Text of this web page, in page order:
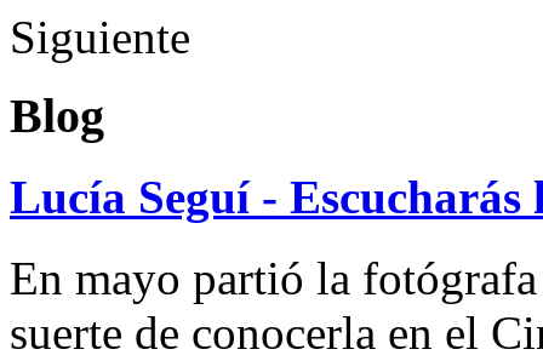
Siguiente
Blog
Lucía Seguí - Escucharás
En mayo partió la
suerte de conocerla en el